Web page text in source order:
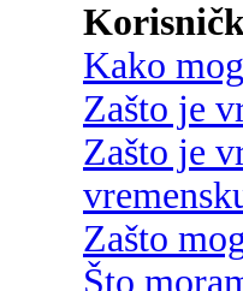
Kako
Zašto je
Zašto je
Zašto
Što